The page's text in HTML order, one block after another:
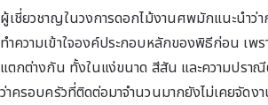
ผู้เชี่ยวชาญในวงการดอกไม้งานศพมักแนะนำว่
ทำความเข้าใจองค์ประกอบหลักของพิธีก่อน เพ
แตกต่างกัน ทั้งในแง่ขนาด สีสัน และความปรา
ว่าครอบครัวที่ติดต่อมาจำนวนมากยังไม่เคยจัด